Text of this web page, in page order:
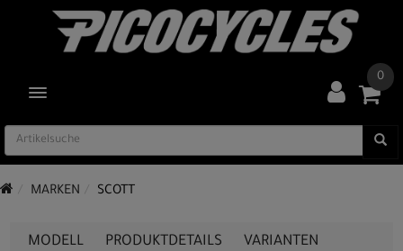
TOGGLE NAVIGATION
0
MARKEN SCOTT
MODELL PRODUKTDETAILS VARIANTEN